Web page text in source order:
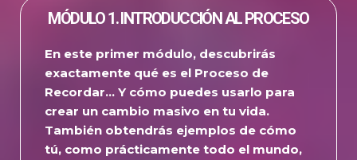
MÓDULO 1. INTRODUCCIÓN AL PROCESO
En este primer módulo, descubrirás
exactamente qué es el Proceso de
Recordar… Y cómo puedes usarlo para
crear un cambio masivo en tu vida.
También obtendrás ejemplos de cómo
tú, como prácticamente todo el mundo,